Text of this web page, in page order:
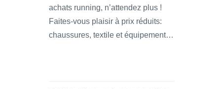
achats running, n’attendez plus !
Faites-vous plaisir à prix réduits:
chaussures, textile et équipement…